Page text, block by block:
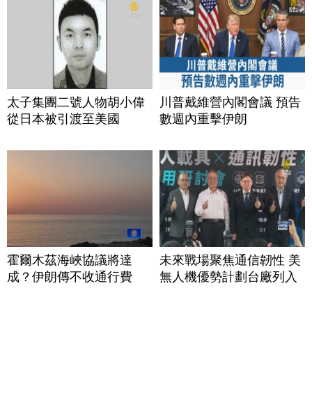
太子集團二號人物胡小偉
從日本被引渡至美國
川普戴維營內閣會議 預告
數週內重擊伊朗
霍爾木茲海峽協議將達
成？伊朗傳不收通行費
未來戰場聚焦通信韌性 美
無人機優勢計劃台廠列入